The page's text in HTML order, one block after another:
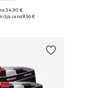
S, M, L, XL, XXL
34,90 €
cena9,56 €